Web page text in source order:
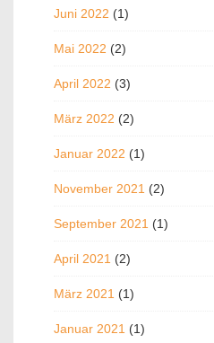
Juni 2022 (1)
Mai 2022 (2)
April 2022 (3)
März 2022 (2)
Januar 2022 (1)
November 2021 (2)
September 2021 (1)
April 2021 (2)
März 2021 (1)
Januar 2021 (1)